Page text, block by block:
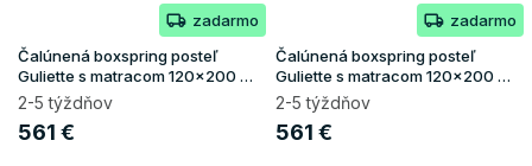
zadarmo
Čalúnená boxspring posteľ
Guliette s matracom 120x200 -
sivá
2-5 týždňov
561 €
zadarmo
Čalúnená boxspring posteľ
Guliette s matracom 120x200 -
zelená
2-5 týždňov
561 €